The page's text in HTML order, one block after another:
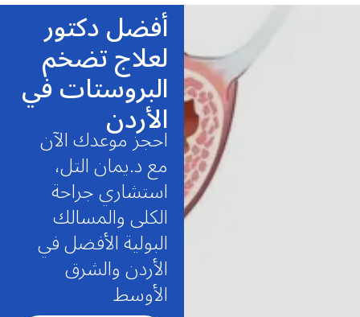
أفضل دكتور
لعلاج تضخم
البروستات في
الأردن
احجز موعدك الآن
مع د.يمان التل،
استشاري جراحة
الكلى والمسالك
البولية الأفضل في
الأردن والشرق
الأوسط